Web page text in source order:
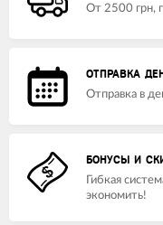
От 2500 грн,
ОТПРАВКА
Отправка в
БОНУСЫ И
Гибкая
экономить!